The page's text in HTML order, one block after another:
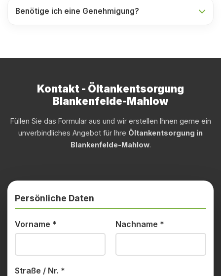
Benötige ich eine Genehmigung?
Kontakt - Öltankentsorgung
Blankenfelde-Mahlow
Füllen Sie das Formular aus und wir erstellen Ihnen gerne ein
unverbindliches Angebot für Ihre Öltankentsorgung in
Blankenfelde-Mahlow.
Persönliche Daten
Vorname * Nachname *
Straße / Nr. *